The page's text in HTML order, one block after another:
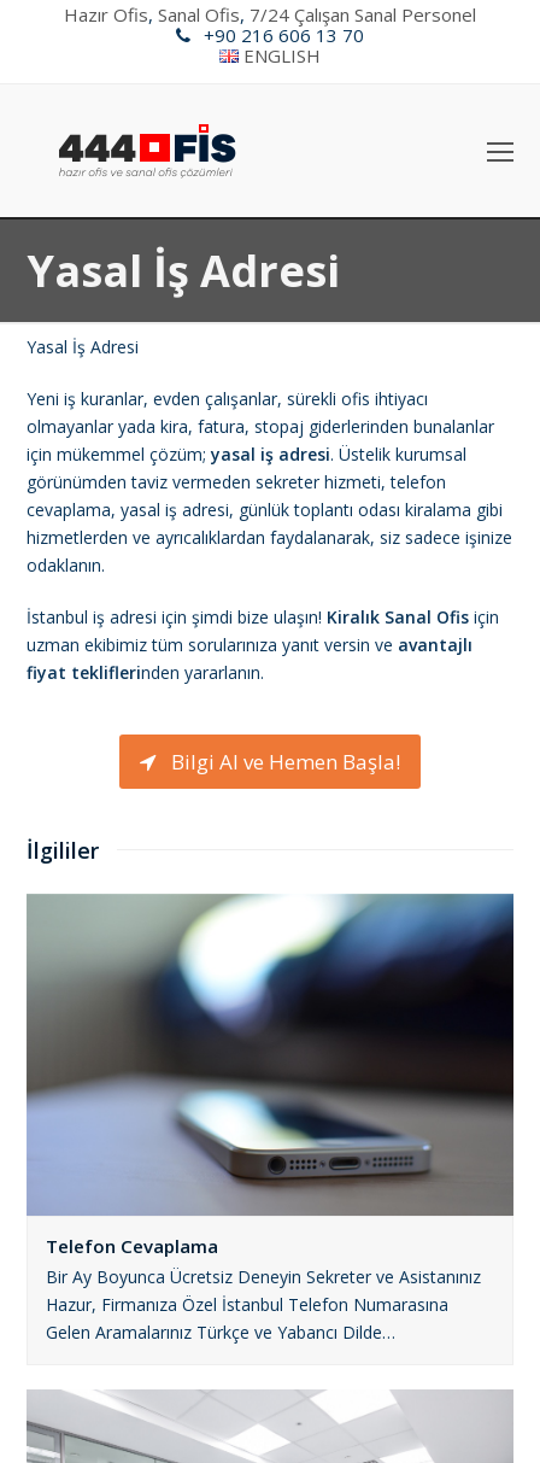
Hazır Ofis, Sanal Ofis, 7/24 Çalışan Sanal Personel
+90 216 606 13 70
ENGLISH
Yasal İş Adresi
Yasal İş Adresi
Yeni iş kuranlar, evden çalışanlar, sürekli ofis ihtiyacı
olmayanlar yada kira, fatura, stopaj giderlerinden bunalanlar
için mükemmel çözüm;yasal iş adresi. Üstelik kurumsal
görünümden taviz vermeden sekreter hizmeti, telefon
cevaplama, yasal iş adresi, günlük toplantı odası kiralama gibi
hizmetlerden ve ayrıcalıklardan faydalanarak, siz sadece işinize
odaklanın.
İstanbul iş adresi için şimdi bize ulaşın! Kiralık Sanal Ofis için
uzman ekibimiz tüm sorularınıza yanıt versin ve avantajlı
fiyat tekliflerinden yararlanın.
Bilgi Al ve Hemen Başla!
İlgililer
Telefon Cevaplama
Bir Ay Boyunca Ücretsiz Deneyin Sekreter ve Asistanınız
Hazur, Firmanıza Özel İstanbul Telefon Numarasına
Gelen Aramalarınız Türkçe ve Yabancı Dilde…